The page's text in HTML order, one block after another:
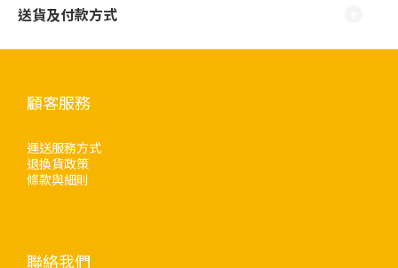
送貨及付款方式
顧客服務
運送服務方式
退換貨政策
條款與細則
聯絡我們